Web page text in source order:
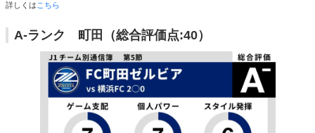
詳しくは こちら
A-ランク 町田（総合評価点:40）